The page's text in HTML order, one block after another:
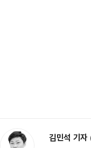
김민석 기